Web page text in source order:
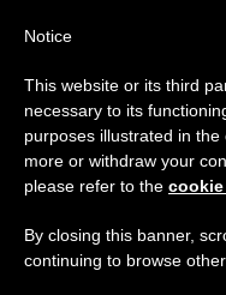
GIORNO
ULTIME NOTIZIE
Notice
This website or its third
necessary to its
purposes illustrated in
more or withdraw your
please refer to the
By closing this banner,
continuing to browse